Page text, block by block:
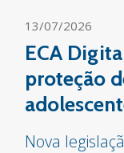
13/07/2026
ECA
proteção
Nova